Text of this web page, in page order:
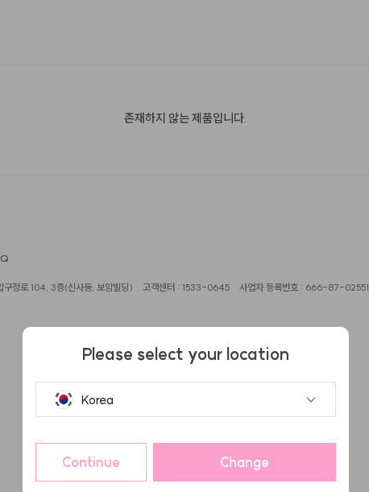
존재하지 않는 제품입니다.
구정로 104, 3층(신사동, 보암빌딩) 고객센터 : 1533-0645 사업자 등록번호 : 666-87-02551
Please select your location
Korea
Continue Change